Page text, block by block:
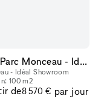
Hôtel Particulier à Louer - Proche Parc Monceau - Idéal Showroom Fashion Week
- Idéal Showroom
100 m2
de8 570 € par jour